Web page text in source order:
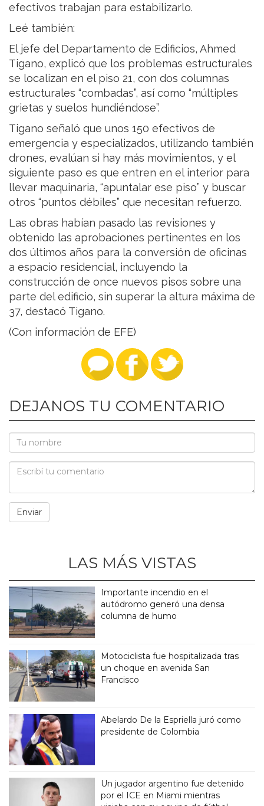
efectivos trabajan para estabilizarlo.
Leé también:
El jefe del Departamento de Edificios, Ahmed
Tigano, explicó que los problemas estructurales
se localizan en el piso 21, con dos columnas
estructurales “combadas”, así como “múltiples
grietas y suelos hundiéndose”.
Tigano señaló que unos 150 efectivos de
emergencia y especializados, utilizando también
drones, evalúan si hay más movimientos, y el
siguiente paso es que entren en el interior para
llevar maquinaria, “apuntalar ese piso” y buscar
otros “puntos débiles” que necesitan refuerzo.
Las obras habían pasado las revisiones y
obtenido las aprobaciones pertinentes en los
dos últimos años para la conversión de oficinas
a espacio residencial, incluyendo la
construcción de once nuevos pisos sobre una
parte del edificio, sin superar la altura máxima de
37, destacó Tigano.
(Con información de EFE)
DEJANOS TU COMENTARIO
LAS MÁS VISTAS
Importante incendio en el
autódromo generó una densa
columna de humo
Motociclista fue hospitalizada tras
un choque en avenida San
Francisco
Abelardo De la Espriella juró como
presidente de Colombia
Un jugador argentino fue detenido
por el ICE en Miami mientras